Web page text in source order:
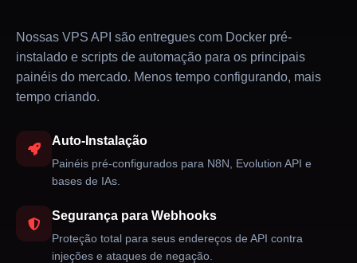
Nossas VPS API são entregues com Docker pré-
instalado e scripts de automação para os principais
painéis do mercado. Menos tempo configurando, mais
tempo criando.
Auto-Instalação
Painéis pré-configurados para N8N, Evolution API e
bases de IAs.
Segurança para Webhooks
Proteção total para seus endereços de API contra
injeções e ataques de negação.